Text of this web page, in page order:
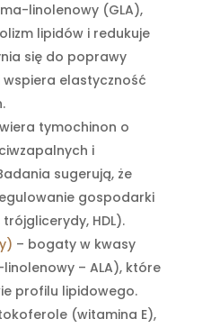
linolenowy (GLA),
lipidów i redukuje
się do poprawy
wspiera elastyczność
tymochinon o
i
sugerują, że
gospodarki
HDL).
– bogaty w kwasy
– ALA), które
profilu lipidowego.
(witamina E),